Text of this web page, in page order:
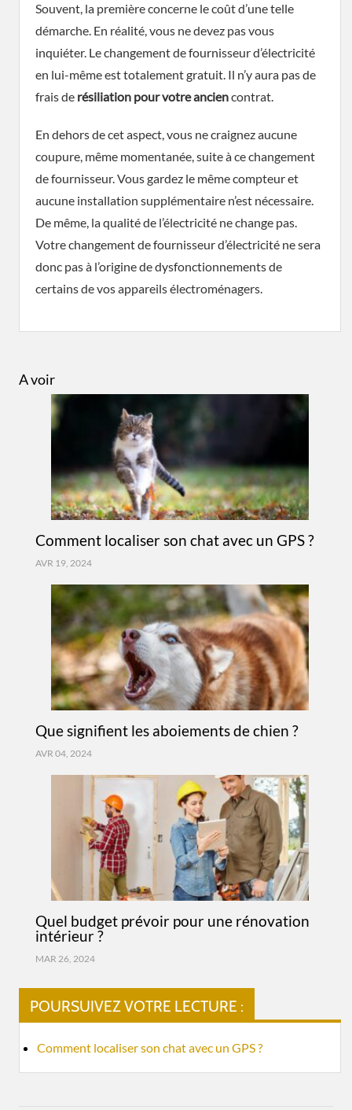
Souvent, la première concerne le coût d’une telle
démarche. En réalité, vous ne devez pas vous
inquiéter. Le changement de fournisseur d’électricité
en lui-même est totalement gratuit. Il n’y aura pas de
frais de résiliation pour votre anciencontrat.
En dehors de cet aspect, vous ne craignez aucune
coupure, même momentanée, suite à ce changement
de fournisseur. Vous gardez le même compteur et
aucune installation supplémentaire n’est nécessaire.
De même, la qualité de l’électricité ne change pas.
Votre changement de fournisseur d’électricité ne sera
donc pas à l’origine de dysfonctionnements de
certains de vos appareils électroménagers.
A voir
Comment localiser son chat avec un GPS ?
AVR 19, 2024
Que signifient les aboiements de chien ?
AVR 04, 2024
Quel budget prévoir pour une rénovation
intérieur ?
MAR 26, 2024
POURSUIVEZ VOTRE LECTURE :
Comment localiser son chat avec un GPS ?